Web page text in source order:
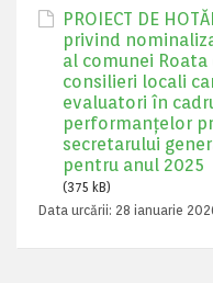
PROIECT DE
privind
al comunei Roata
consilieri locali
evaluatori în
performanțelor
secretarului
pentru anul 2025
(375 kB)
Data urcării: 28 ianuarie